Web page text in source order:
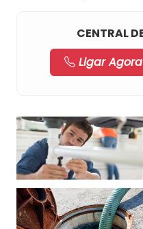
CENTRAL
Ligar Agora